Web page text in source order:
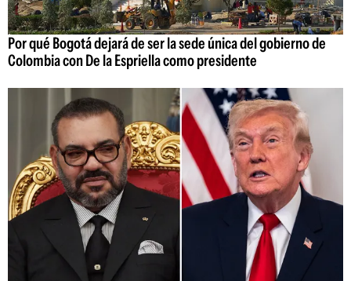
Por qué Bogotá dejará de ser la sede única del gobierno de
Colombia con De la Espriella como presidente